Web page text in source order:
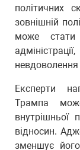
політичних
зовнішній
може
невдоволення
Експерти
Трампа
відносин.
зменшує